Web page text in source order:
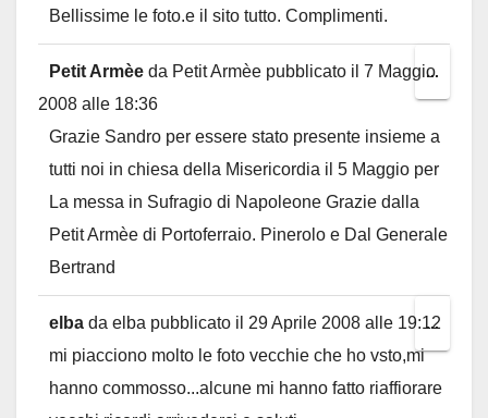
Bellissime le foto.e il sito tutto. Complimenti.
Petit Armèe da Petit Armèe pubblicato il 7 Maggio
2008 alle 18:36
Grazie Sandro per essere stato presente insieme a
tutti noi in chiesa della Misericordia il 5 Maggio per
La messa in Sufragio di Napoleone Grazie dalla
Petit Armèe di Portoferraio. Pinerolo e Dal Generale
Bertrand
...
this
elba da elba pubblicato il 29 Aprile 2008 alle 19:12
mi piacciono molto le foto vecchie che ho vsto,mi
hanno commosso...alcune mi hanno fatto riaffiorare
...Toggle
this